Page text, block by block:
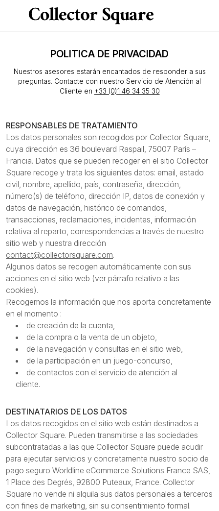
POLITICA DE PRIVACIDAD
Nuestros asesores estarán encantados de responder a sus
preguntas. Contacte con nuestro Servicio de Atención al
Cliente en +33 (0)1 46 34 35 30
RESPONSABLES DE TRATAMIENTO
Los datos personales son recogidos por Collector Square,
cuya dirección es 36 boulevard Raspail, 75007 París –
Francia. Datos que se pueden recoger en el sitio Collector
Square recoge y trata los siguientes datos: email, estado
civil, nombre, apellido, país, contraseña, dirección,
número(s) de teléfono, dirección IP, datos de conexión y
datos de navegación, histórico de comandos,
transacciones, reclamaciones, incidentes, información
relativa al reparto, correspondencias a través de nuestro
sitio web y nuestra dirección
contact@collectorsquare.com.
Algunos datos se recogen automáticamente con sus
acciones en el sitio web (ver párrafo relativo a las
cookies).
Recogemos la información que nos aporta concretamente
en el momento :
de creación de la cuenta,
de la compra o la venta de un objeto,
de la navegación y consultas en el sitio web,
de la participación en un juego-concurso,
de contactos con el servicio de atención al
cliente.
DESTINATARIOS DE LOS DATOS
Los datos recogidos en el sitio web están destinados a
Collector Square. Pueden transmitirse a las sociedades
subcontratadas a las que Collector Square puede acudir
para ejecutar servicios y concretamente nuestro socio de
pago seguro Worldline eCommerce Solutions France SAS,
1 Place des Degrés, 92800 Puteaux, France. Collector
Square no vende ni alquila sus datos personales a terceros
con fines de marketing, sin su consentimiento formal.